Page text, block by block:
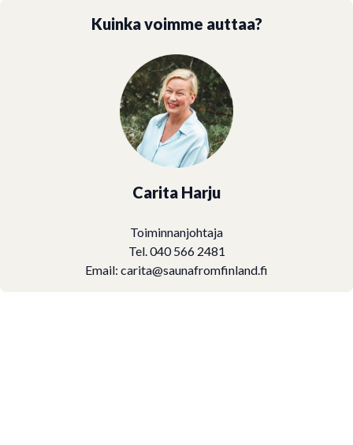
Kuinka voimme auttaa?
Carita Harju
Toiminnanjohtaja
Tel. 040 566 2481
Email: carita@saunafromfinland.fi